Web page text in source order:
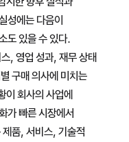
성에는 다음이
도 있을 수 있다.
, 영업 성과, 재무 상태
구매 의사에 미치는
이 회사의 사업에
가 빠른 시장에서
품, 서비스, 기술적